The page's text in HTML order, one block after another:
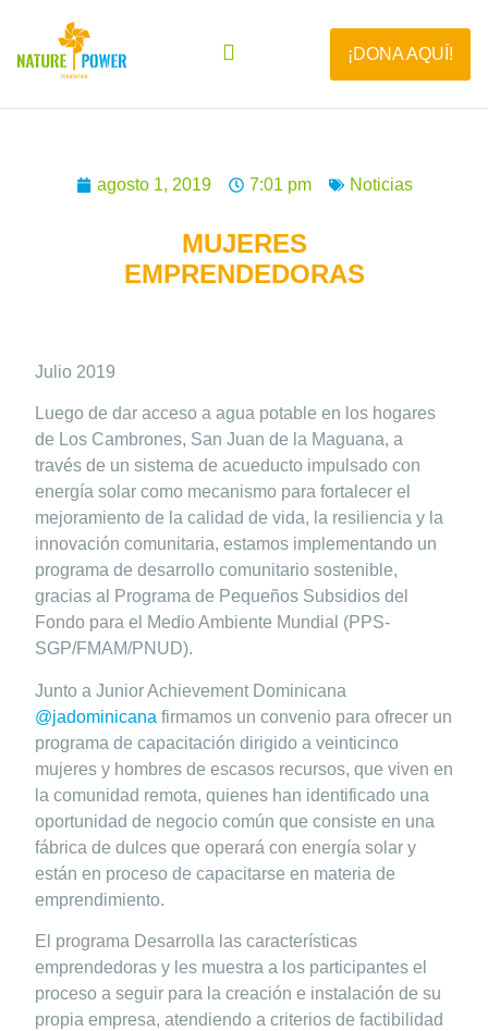
¡DONA AQUÍ!
agosto 1, 2019 7:01 pm Noticias
MUJERES
EMPRENDEDORAS
Julio 2019
Luego de dar acceso a agua potable en los hogares
de Los Cambrones, San Juan de la Maguana, a
través de un sistema de acueducto impulsado con
energía solar como mecanismo para fortalecer el
mejoramiento de la calidad de vida, la resiliencia y la
innovación comunitaria, estamos implementando un
programa de desarrollo comunitario sostenible,
gracias al Programa de Pequeños Subsidios del
Fondo para el Medio Ambiente Mundial (PPS-
SGP/FMAM/PNUD).
Junto a Junior Achievement Dominicana
@jadominicana firmamos un convenio para ofrecer un
programa de capacitación dirigido a veinticinco
mujeres y hombres de escasos recursos, que viven en
la comunidad remota, quienes han identificado una
oportunidad de negocio común que consiste en una
fábrica de dulces que operará con energía solar y
están en proceso de capacitarse en materia de
emprendimiento.
El programa Desarrolla las características
emprendedoras y les muestra a los participantes el
proceso a seguir para la creación e instalación de su
propia empresa, atendiendo a criterios de factibilidad